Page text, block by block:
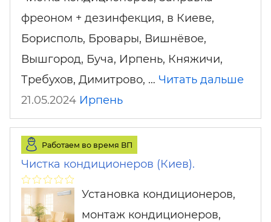
фреоном + дезинфекция, в Киеве,
Борисполь, Бровары, Вишнёвое,
Вышгород, Буча, Ирпень, Княжичи,
Требухов, Димитрово, … Читать дальше
21.05.2024 Ирпень
Работаем во время ВП
Чистка кондиционеров (Киев).
Установка кондиционеров,
монтаж кондиционеров,